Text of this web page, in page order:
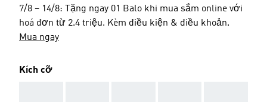
7/8 – 14/8: Tặng ngay 01 Balo khi mua sắm online với
hoá đơn từ 2.4 triệu. Kèm điều kiện & điều khoản.
Mua ngay
Kích cỡ